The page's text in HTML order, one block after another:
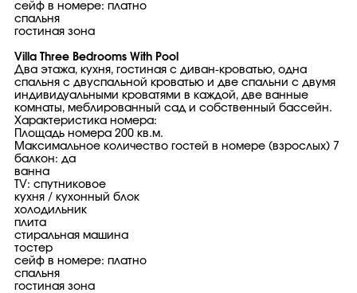
сейф в номере: платно
спальня
гостиная зона
Villa Three Bedrooms With Pool
Два этажа, кухня, гостиная с диван-кроватью, одна
спальня с двуспальной кроватью и две спальни с двумя
индивидуальными кроватями в каждой, две ванные
комнаты, меблированный сад и собственный бассейн.
Характеристика номера:
Площадь номера 200 кв.м.
Максимальное количество гостей в номере (взрослых) 7
балкон: да
ванна
TV: спутниковое
кухня / кухонный блок
холодильник
плита
стиральная машина
тостер
сейф в номере: платно
спальня
гостиная зона